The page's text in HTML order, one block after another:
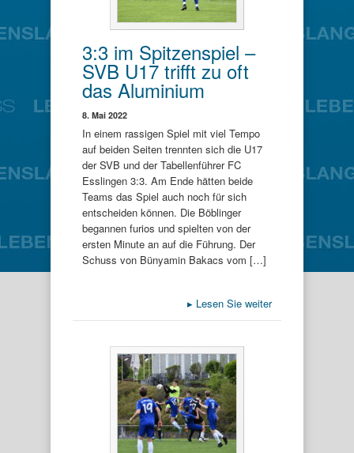
3:3 im Spitzenspiel –
SVB U17 trifft zu oft
das Aluminium
8. Mai 2022
In einem rassigen Spiel mit viel Tempo
auf beiden Seiten trennten sich die U17
der SVB und der Tabellenführer FC
Esslingen 3:3. Am Ende hätten beide
Teams das Spiel auch noch für sich
entscheiden können. Die Böblinger
begannen furios und spielten von der
ersten Minute an auf die Führung. Der
Schuss von Bünyamin Bakacs vom […]
▸ Lesen Sie weiter